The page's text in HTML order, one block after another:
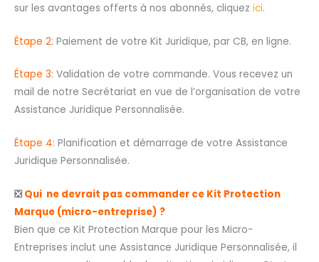
sur les avantages offerts à nos abonnés, cliquez ici.
Étape 2: Paiement de votre Kit Juridique, par CB, en ligne.
Étape 3: Validation de votre commande. Vous recevez un
mail de notre Secrétariat en vue de l’organisation de votre
Assistance Juridique Personnalisée.
Étape 4: Planification et démarrage de votre Assistance
Juridique Personnalisée.
❎ Qui ne devrait pas commander ce Kit Protection
Marque (micro-entreprise) ?
Bien que ce Kit Protection Marque pour les Micro-
Entreprises inclut une Assistance Juridique Personnalisée, il